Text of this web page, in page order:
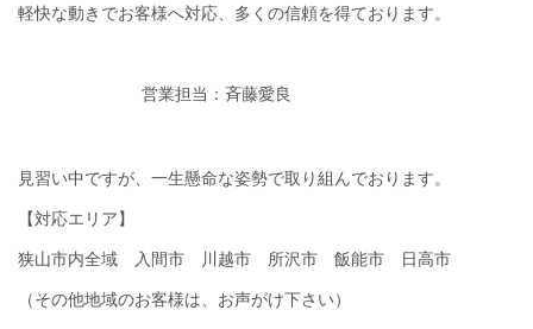
軽快な動きでお客様へ対応、多くの信頼を得ております。
営業担当：斉藤愛良
見習い中ですが、一生懸命な姿勢で取り組んでおります。
【対応エリア】
狭山市内全域 入間市 川越市 所沢市 飯能市 日高市
（その他地域のお客様は、お声がけ下さい）